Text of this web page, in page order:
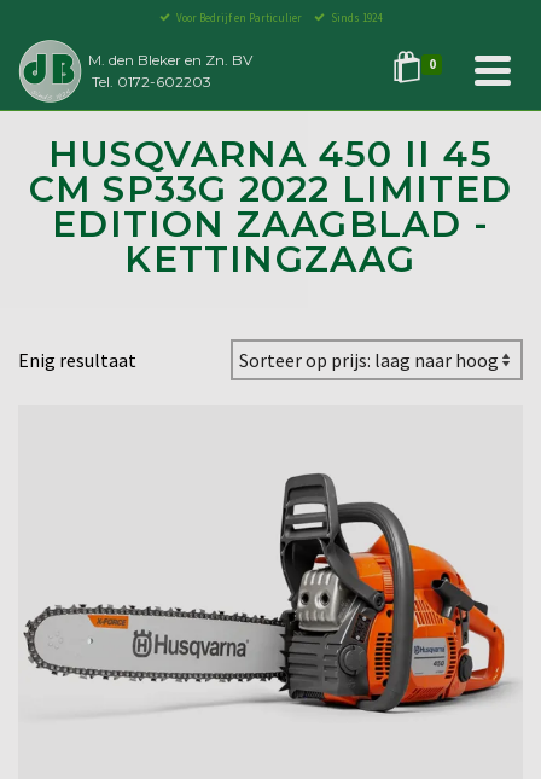
Voor Bedrijf en Particulier Sinds 1924
M. den Bleker en Zn. BV
Tel. 0172-602203
0
HUSQVARNA 450 II 45
CM SP33G 2022 LIMITED
EDITION ZAAGBLAD -
KETTINGZAAG
Enig resultaat